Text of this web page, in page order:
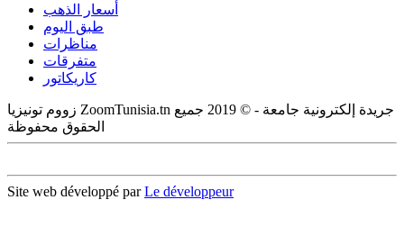
أسعار الذهب
طبق اليوم
مناظرات
متفرقات
كاريكاتور
زووم تونيزيا ZoomTunisia.tn جريدة إلكترونية جامعة - © 2019 جميع
الحقوق محفوظة
Site web développé parLe développeur